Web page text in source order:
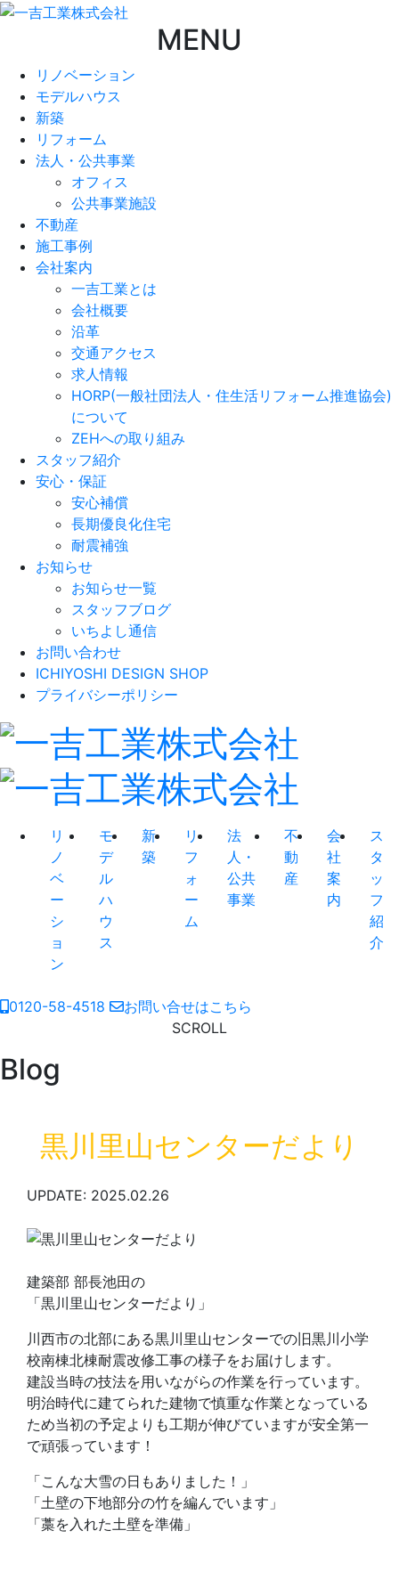
MENU
リノベーション
モデルハウス
新築
リフォーム
法人・公共事業
オフィス
公共事業施設
不動産
施工事例
会社案内
一吉工業とは
会社概要
沿革
交通アクセス
求人情報
HORP(一般社団法人・住生活リフォーム推進協会)
について
ZEHへの取り組み
スタッフ紹介
安心・保証
安心補償
長期優良化住宅
耐震補強
お知らせ
お知らせ一覧
スタッフブログ
いちよし通信
お問い合わせ
ICHIYOSHI DESIGN SHOP
プライバシーポリシー
リ
ノ
ベ
ー
シ
ョ
ン
モ
デ
ル
ハ
ウ
ス
新
築
リ
フ
ォ
ー
ム
法
人・
公共
事業
不
動
産
会
社
案
内
ス
タ
ッ
フ
紹
介
0120-58-4518
お問い合せはこちら
SCROLL
Blog
黒川里山センターだより
UPDATE: 2025.02.26
建築部 部長池田の
「黒川里山センターだより」
川西市の北部にある黒川里山センターでの旧黒川小学
校南棟北棟耐震改修工事の様子をお届けします。
建設当時の技法を用いながらの作業を行っています。
明治時代に建てられた建物で慎重な作業となっている
ため当初の予定よりも工期が伸びていますが安全第一
で頑張っています！
「こんな大雪の日もありました！」
「土壁の下地部分の竹を編んでいます」
「藁を入れた土壁を準備」